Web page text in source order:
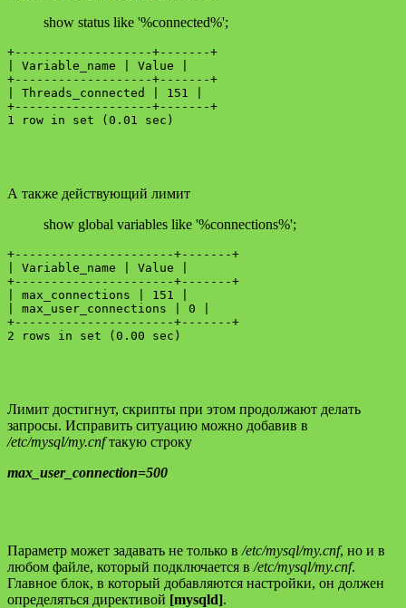
show status like '%connected%';
+-------------------+-------+
| Variable_name | Value |
+-------------------+-------+
| Threads_connected | 151 |
+-------------------+-------+
А также действующий лимит
show global variables like '%connections%';
+----------------------+-------+
| Variable_name | Value |
+----------------------+-------+
| max_connections | 151 |
| max_user_connections | 0 |
+----------------------+-------+
Лимит достигнут, скрипты при этом продолжают делать
запросы. Исправить ситуацию можно добавив в
/etc/mysql/my.cnfтакую строку
max_user_connection=500
Параметр может задавать не только в /etc/mysql/my.cnf, но и в
любом файле, который подключается в /etc/mysql/my.cnf.
Главное блок, в который добавляются настройки, он должен
определяться директивой [mysqld].